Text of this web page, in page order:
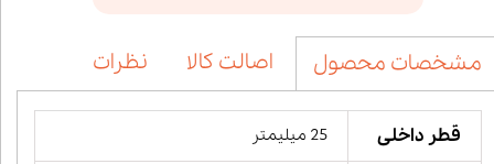
مشخصات محصول اصالت کالا نظرات
قطر داخلی 25 میلیمتر